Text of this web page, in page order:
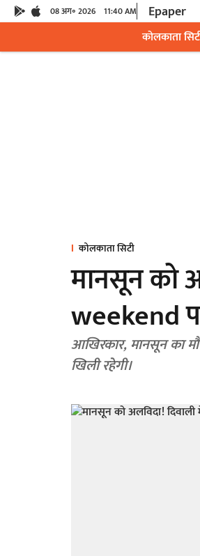
08 अग॰ 2026 11:40 AM Epaper
कोलकाता
कोलकाता सिटी
मानसून को
weekend
आखिरकार, मानसून का
खिली रहेगी।